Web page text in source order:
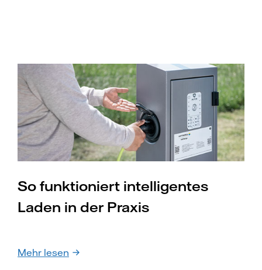
So funktioniert intelligentes
Laden in der Praxis
Mehr lesen